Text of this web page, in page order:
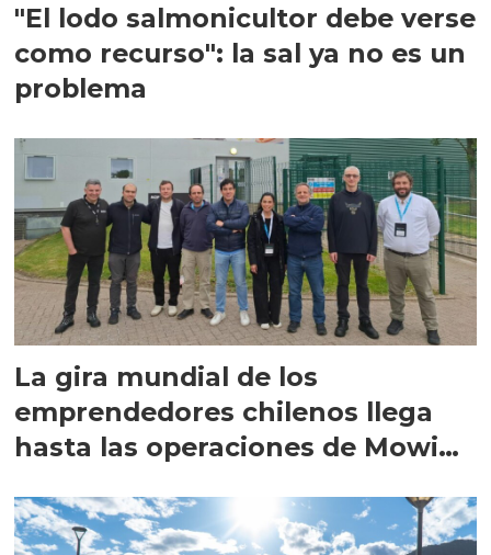
"El lodo salmonicultor debe verse
como recurso": la sal ya no es un
problema
La gira mundial de los
emprendedores chilenos llega
hasta las operaciones de Mowi